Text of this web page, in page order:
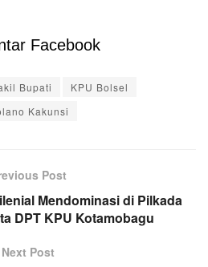
Facebook
Bupati
KPU Bolsel
Kakunsi
Post
Mendominasi di Pilkada
DPT KPU Kotamobagu
Next Post